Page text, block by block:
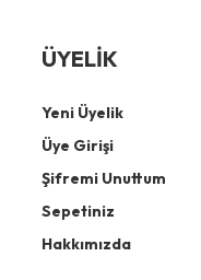
Gri
ÜYELİK
Yeni Üyelik
Üye Girişi
Şifremi Unuttum
Sepetiniz
Hakkımızda